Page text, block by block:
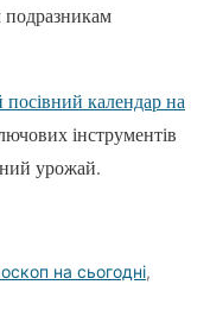
подразникам
посівний календар на
інструментів
урожай.
на сьогодні,